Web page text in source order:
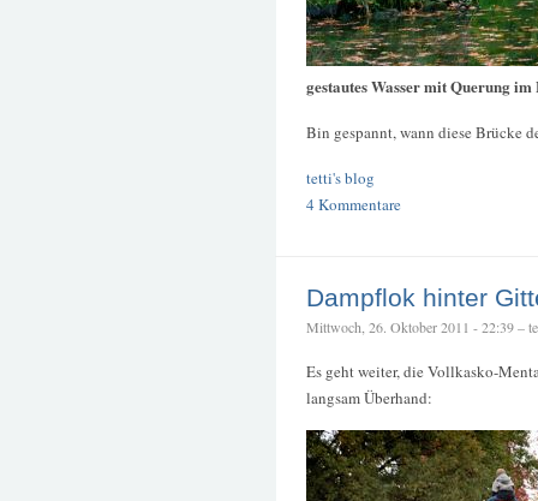
gestautes Wasser mit Querung
Bin gespannt, wann diese Brücke
tetti's blog
4 Kommentare
Dampflok hinter
Mittwoch, 26. Oktober 2011 - 22:39 –
Es geht weiter, die Vollkasko-
langsam Überhand: